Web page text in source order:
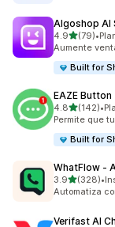
Algoshop AI
4.9de 5(79)
79 reseñas
•
Aumente
Built for
EAZE Button
4.8de 5(142)
142 reseñas
•
Permite que
Built for
WhatFlow ‑
3.9de 5(328)
328 reseñas
•
Automatiza
Verifast AI